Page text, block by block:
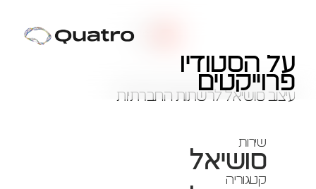
פרוייקטים
על הסטודיו
שירות
סושיאל
קטגוריה
ElitePlatforms
עיצוב סושיאל לרשתות החברתיות